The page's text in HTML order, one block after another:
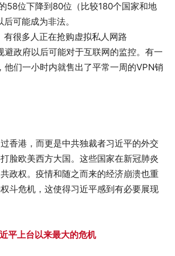
58位下降到80位（比较180个国家和地
可能成为非法。
有很多人正在抢购虚拟私人网路
避政府以后可能对于互联网的监控。有一
他们一小时内就售出了平常一周的VPN销
香港，而更是中共独裁者习近平的外交
脸欧美西方大国。这些国家在新冠肺炎
政权。疫情和随之而来的经济崩溃也重
斗危机，这使得习近平感到有必要展现
平上台以来最大的危机